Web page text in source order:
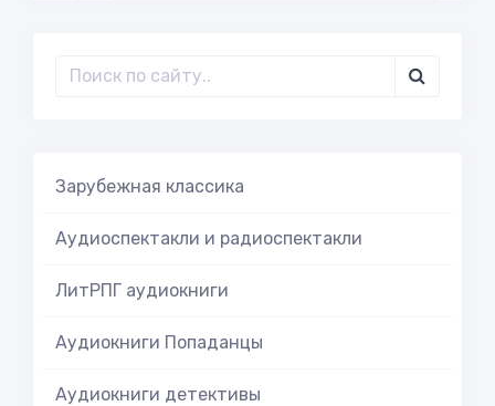
Зарубежная классика
Аудиоспектакли и радиоспектакли
ЛитРПГ аудиокниги
Аудиокниги Попаданцы
Аудиокниги детективы